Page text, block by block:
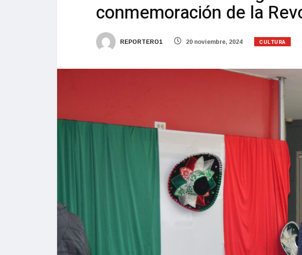
conmemoración de la
REPORTERO1 20 noviembre, 2024 CULTURA